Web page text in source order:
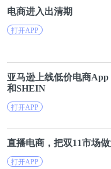
量和时间将更有确定性
Mudditt则说，期望
Heathers马上反驳，
年10亿次的下载（收
人直接的合同和付款
4，付费审稿是否会引
电商进入出清期
打开APP
亚马逊上线低价电商App
和SHEIN
打开APP
直播电商 ，把双11市场
打开APP